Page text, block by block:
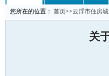
您所在的位置： 首页>>云浮市住房
关